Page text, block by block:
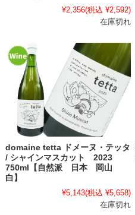
¥2,356(税込 ¥2,592)
在庫切れ
domaine tetta ドメーヌ・テッタ
/ シャインマスカット 2023
750ml【自然派 日本 岡山
白】
¥5,143(税込 ¥5,658)
在庫切れ